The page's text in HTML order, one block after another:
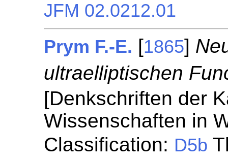
JFM 02.0212.01
Prym F.-E. [1865]
ultraelliptischen
[Denkschriften der
Wissenschaften in
Classification: D5b